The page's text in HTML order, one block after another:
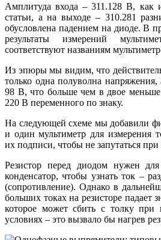
Амплитуда входа – 311.128 В, как
статьи, а на выходе – 310.281
обусловлена падением на диоде. В
результаты измерений
соответствуют названиям
Из эпюры мы видим, что
только одна полуволна напряжения,
98 В, что больше чем в двое
220 В переменного по знаку.
На следующей схеме мы добавили
и один мультиметр для измерения
их подписи, чтобы не запутаться
Резистор перед диодом нужен для
конденсатор, чтобы узнать ток –
(сопротивление). Однако в
больших токах на резисторе падает
которое может сбить с толку при
условиях – это вызвало бы нагрев